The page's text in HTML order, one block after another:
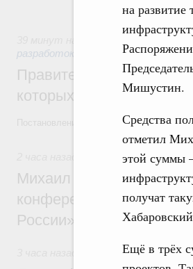
на развитие
Мишустин.
Средства
отметил
этой суммы
получат
Ещё в трёх
разработок
Правительство
которых
Постановление от 5 августа 2026 года
Отрасль
Михаил Мишустин дал
конференции
России»
Спорт высших